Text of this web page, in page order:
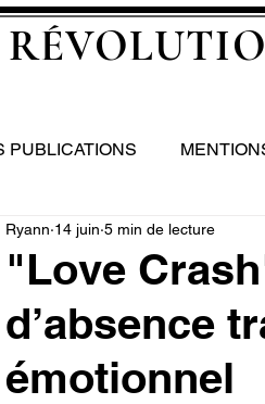
PUBLICATIONS
"Love
d’absence
émotionnel
Ryann 14 juin 5 min de lecture